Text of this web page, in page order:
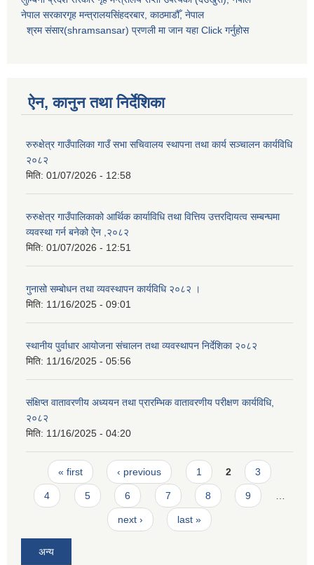
नेपाल सरकारगृह मन्त्रालयसिंहदरबार, काठमाडौँ, नेपाल
श्रम संसार(shramsansar) प्रणली मा जान यहा Click गर्नुहोस
ऐन, कानुन तथा निर्देशिका
रुरुक्षेत्र गाउँपालिका गाउँ सभा सचिवालय स्थापना तथा कार्य सञ्चालन कार्यविधि
२०८२
मिति: 01/07/2026 - 12:58
रुरुक्षेत्र गाउँपालिकाको आर्थिक कार्याविधि तथा वित्तिय उत्तरदाियत्व सम्बन्घमा
व्यवस्था गर्न बनेको ऐन ,२०८२
मिति: 01/07/2026 - 12:51
गुनासो सम्बोधन तथा व्यवस्थापन कार्यविधि २०८२ ।
मिति: 11/16/2025 - 09:01
स्थानीय पुर्वाधार आयोजना संचालन तथा व्यवस्थापन निर्देशिका २०८२
मिति: 11/16/2025 - 05:56
संक्षिप्त वातावरणीय अध्ययन तथा प्रारम्भिक वातावरणीय परीक्षण कार्यविधि,
२०८२
मिति: 11/16/2025 - 04:20
Pages
« first ‹ previous 1 2 3
4 5 6 7 8 9
next › last »
अन्य